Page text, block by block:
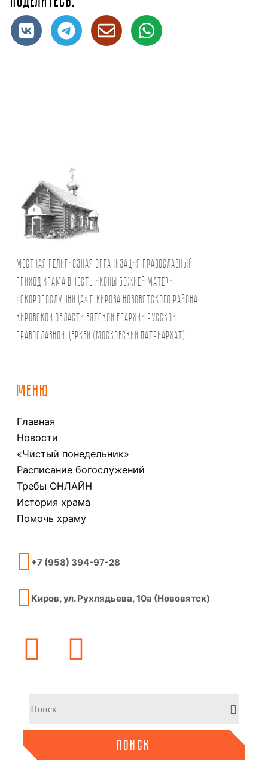
Местная религиозная организация православный
Приход храма в честь иконы Божией Матери
«Скоропослушница» г. Кирова Нововятского района
Кировской области Вятской Епархии Русской
Православной Церкви (Московский Патриархат)
МЕНЮ
Главная
Новости
«Чистый понедельник»
Расписание богослужений
Требы ОНЛАЙН
История храма
Помочь храму
+7 (958) 394-97-28
Киров, ул. Рухлядьева, 10а (Нововятск)
ПОИСК